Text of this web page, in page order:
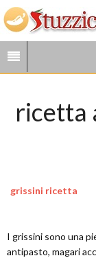
ricetta
grissini ricetta
I grissini sono una
antipasto, magari